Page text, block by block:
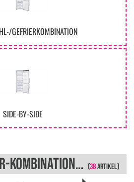
GEFRIERKOMBINATION
SIDE-BY-SIDE
KÜHL- / GEFRIER-KOMBINATIONEN (38ARTIKEL)